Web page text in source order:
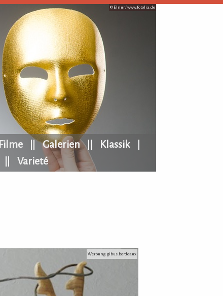
© Elnur /www.fotolia.de
Filme Galerien
Klassik
Varieté
Werbung: gibus.bordeaux